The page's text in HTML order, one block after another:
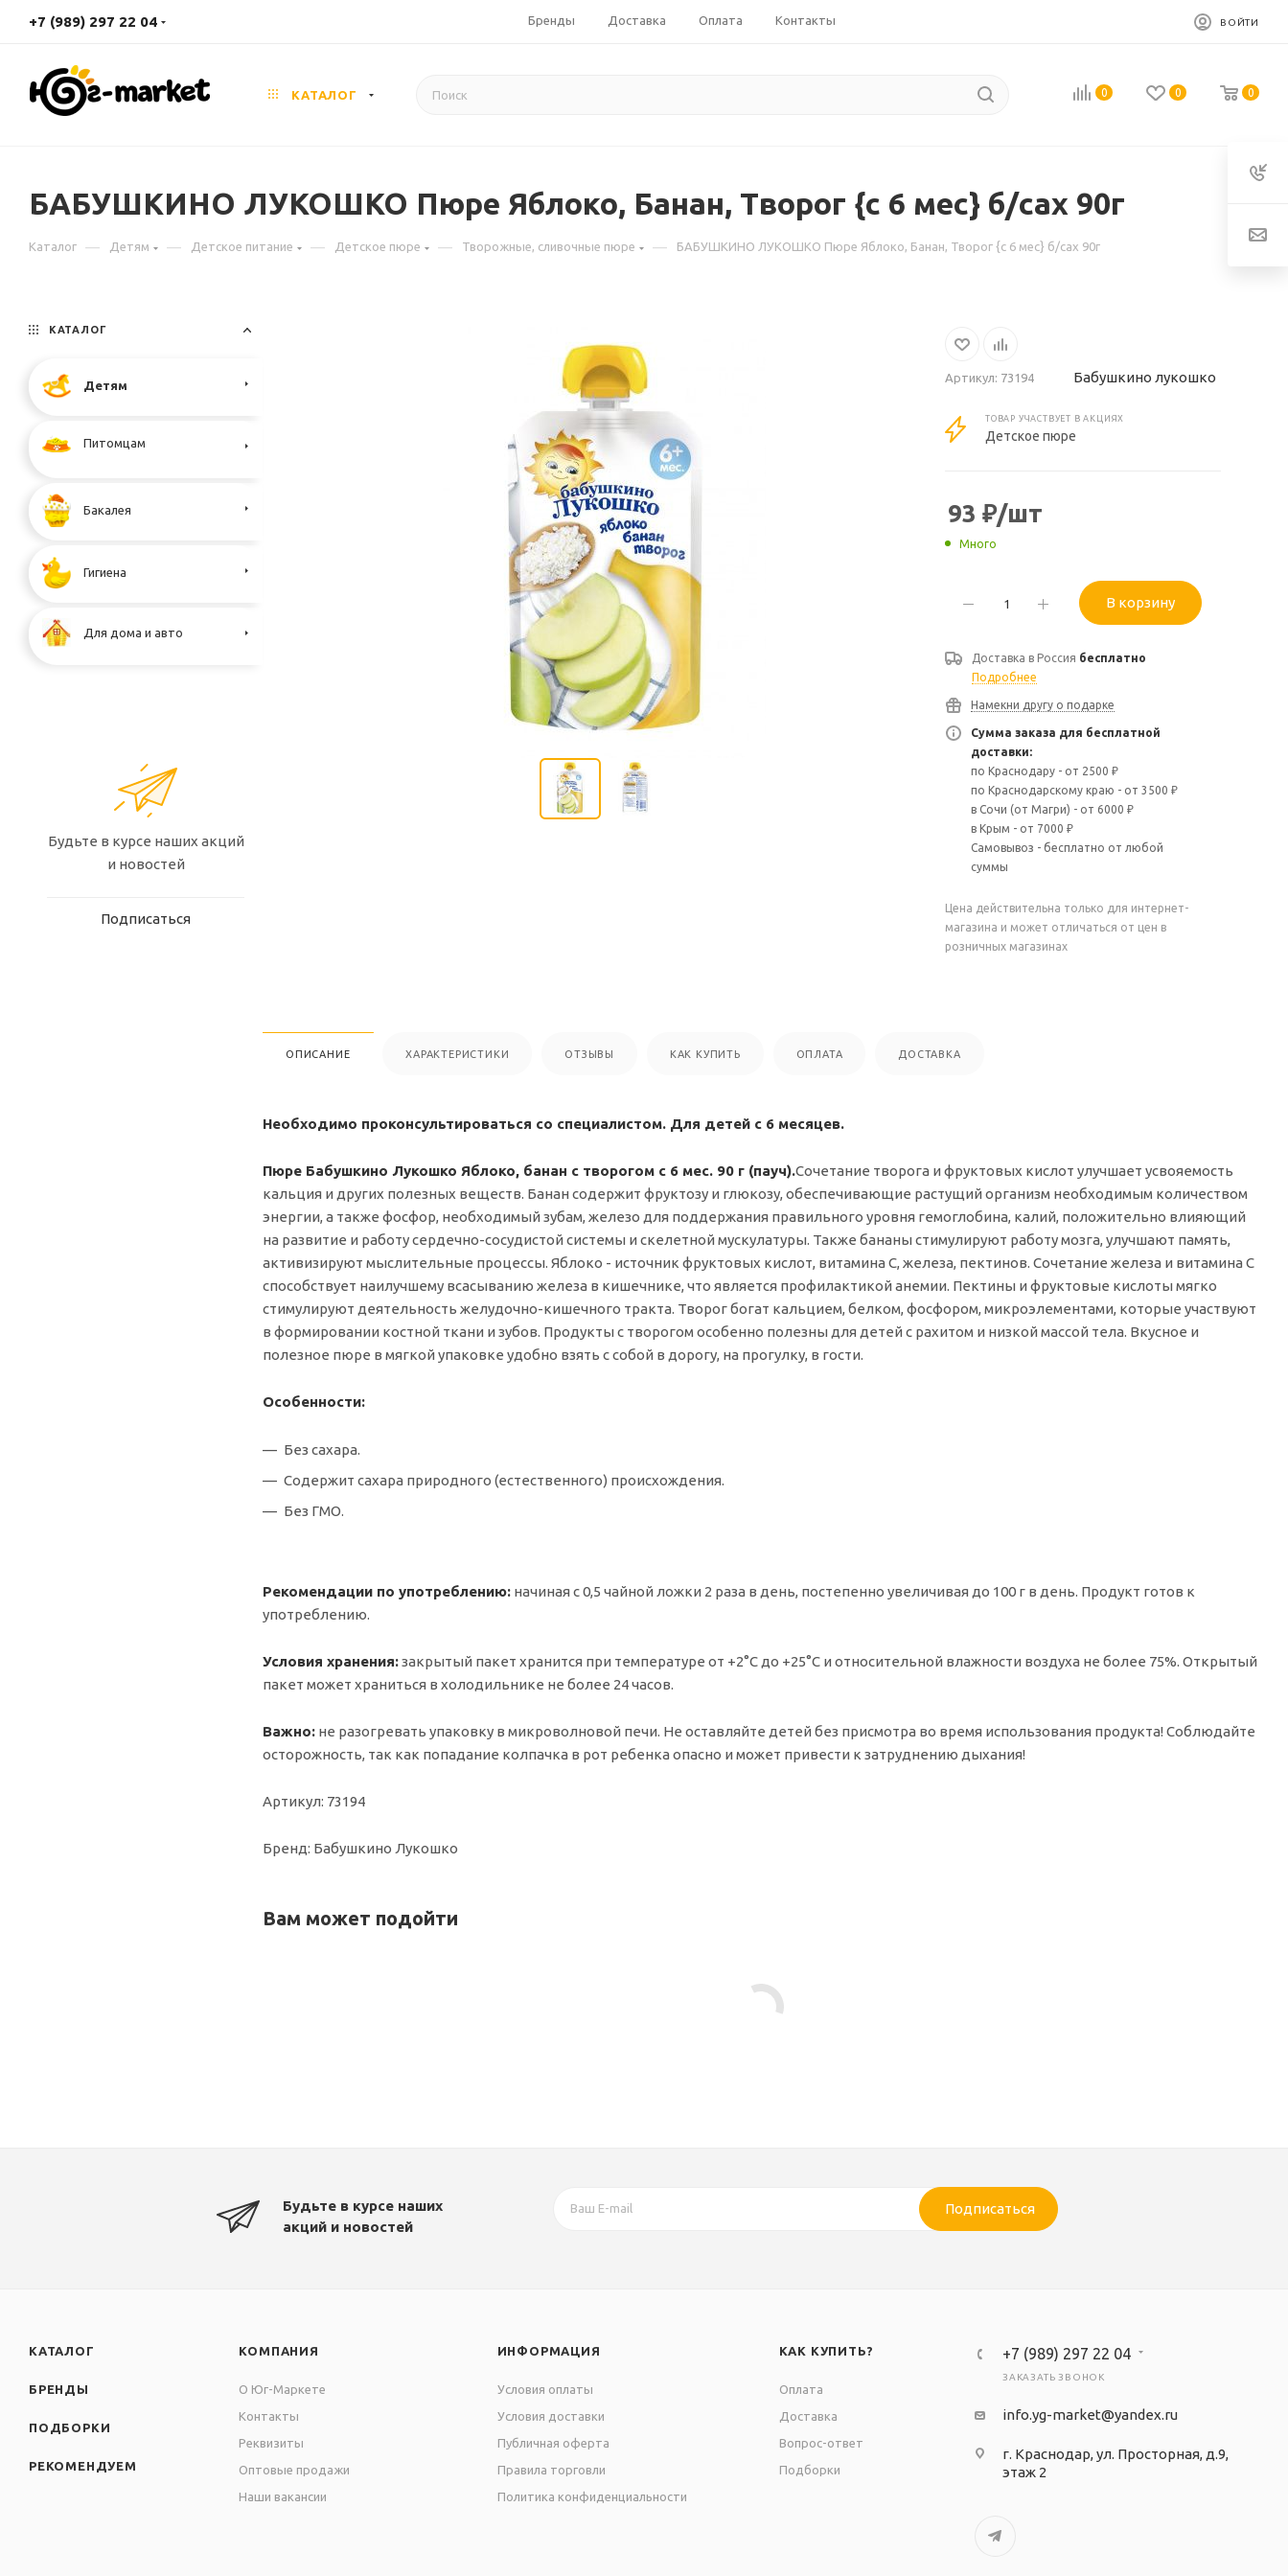
+7 (989) 297 22 04 Бренды Доставка Оплата Контакты ВОЙТИ
КАТАЛОГ 0 0 0
БАБУШКИНО ЛУКОШКО Пюре Яблоко, Банан, Творог {с 6 мес} б/сах 90г
Каталог — Детям — Детское питание — Детское пюре — Творожные, сливочные пюре — БАБУШКИНО ЛУКОШКО Пюре Яблоко, Банан, Творог {с 6 мес} б/сах 90г
Артикул: 73194 Бабушкино лукошко
ТОВАР УЧАСТВУЕТ В АКЦИЯХ
Детское пюре
93 ₽/шт
Много
В корзину
Доставка в Россия бесплатно
Подробнее
Намекни другу о подарке
Сумма заказа для бесплатной
доставки:
по Краснодару - от 2500 ₽
по Краснодарскому краю - от 3500 ₽
в Сочи (от Магри) - от 6000 ₽
в Крым - от 7000 ₽
Самовывоз - бесплатно от любой
суммы
Цена действительна только для интернет-
магазина и может отличаться от цен в
розничных магазинах
ОПИСАНИЕ ХАРАКТЕРИСТИКИ ОТЗЫВЫ КАК КУПИТЬ ОПЛАТА ДОСТАВКА
Необходимо проконсультироваться со специалистом. Для детей с 6 месяцев.
Пюре Бабушкино Лукошко Яблоко, банан с творогом с 6 мес. 90 г (пауч).Сочетание творога и фруктовых кислот улучшает усвояемость
кальция и других полезных веществ. Банан содержит фруктозу и глюкозу, обеспечивающие растущий организм необходимым количеством
энергии, а также фосфор, необходимый зубам, железо для поддержания правильного уровня гемоглобина, калий, положительно влияющий
на развитие и работу сердечно-сосудистой системы и скелетной мускулатуры. Также бананы стимулируют работу мозга, улучшают память,
активизируют мыслительные процессы. Яблоко - источник фруктовых кислот, витамина С, железа, пектинов. Сочетание железа и витамина С
способствует наилучшему всасыванию железа в кишечнике, что является профилактикой анемии. Пектины и фруктовые кислоты мягко
стимулируют деятельность желудочно-кишечного тракта. Творог богат кальцием, белком, фосфором, микроэлементами, которые участвуют
в формировании костной ткани и зубов. Продукты с творогом особенно полезны для детей с рахитом и низкой массой тела. Вкусное и
полезное пюре в мягкой упаковке удобно взять с собой в дорогу, на прогулку, в гости.
Особенности:
Без сахара.
Содержит сахара природного (естественного) происхождения.
Без ГМО.
Рекомендации по употреблению: начиная с 0,5 чайной ложки 2 раза в день, постепенно увеличивая до 100 г в день. Продукт готов к
употреблению.
Условия хранения:закрытый пакет хранится при температуре от +2°С до +25°С и относительной влажности воздуха не более 75%. Открытый
пакет может храниться в холодильнике не более 24 часов.
Важно: не разогревать упаковку в микроволновой печи. Не оставляйте детей без присмотра во время использования продукта! Соблюдайте
осторожность, так как попадание колпачка в рот ребенка опасно и может привести к затруднению дыхания!
Артикул: 73194
Бренд: Бабушкино Лукошко
Вам может подойти
КАТАЛОГ
Детям
Питомцам
Бакалея
Гигиена
Для дома и авто
Будьте в курсе наших акций
и новостей
Подписаться
Будьте в курсе наших
акций и новостей
Подписаться
КАТАЛОГ
БРЕНДЫ
ПОДБОРКИ
РЕКОМЕНДУЕМ
КОМПАНИЯ
О Юг-Маркете
Контакты
Реквизиты
Оптовые продажи
Наши вакансии
ИНФОРМАЦИЯ
Условия оплаты
Условия доставки
Публичная оферта
Правила торговли
Политика конфиденциальности
КАК КУПИТЬ?
Оплата
Доставка
Вопрос-ответ
Подборки
+7 (989) 297 22 04
ЗАКАЗАТЬ ЗВОНОК
info.yg-market@yandex.ru
г. Краснодар, ул. Просторная, д.9,
этаж 2